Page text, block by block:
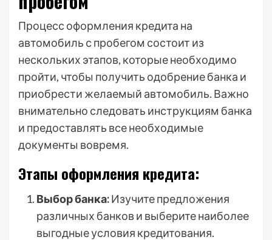
Процесс оформления кредита на
автомобиль с пробегом состоит из
нескольких этапов, которые необходимо
пройти, чтобы получить одобрение банка и
приобрести желаемый автомобиль. Важно
внимательно следовать инструкциям банка
и предоставлять все необходимые
документы вовремя.
Этапы оформления кредита:
Выбор банка:Изучите предложения
различных банков и выберите наиболее
выгодные условия кредитования.